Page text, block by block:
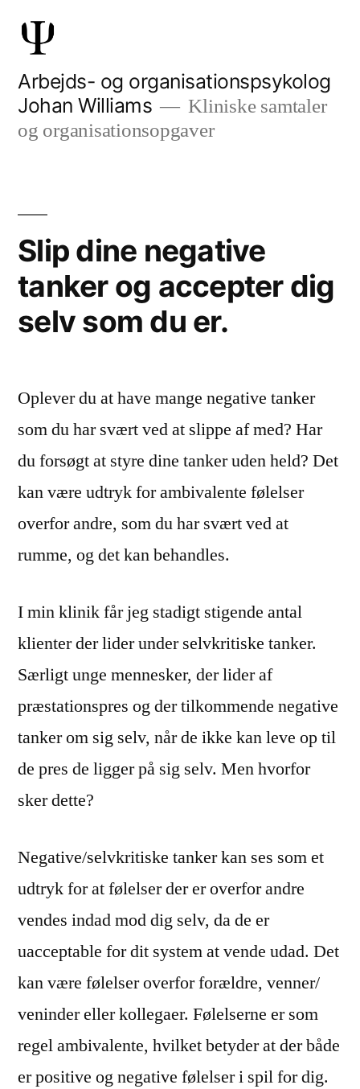
content
Arbejds- og organisationspsykolog
Johan Williams
Kliniske samtaler
og organisationsopgaver
Slip dine negative
tanker og accepter dig
selv som du er.
Oplever du at have mange negative tanker
som du har svært ved at slippe af med? Har
du forsøgt at styre dine tanker uden held? Det
kan være udtryk for ambivalente følelser
overfor andre, som du har svært ved at
rumme, og det kan behandles.
I min klinik får jeg stadigt stigende antal
klienter der lider under selvkritiske tanker.
Særligt unge mennesker, der lider af
præstationspres og der tilkommende negative
tanker om sig selv, når de ikke kan leve op til
de pres de ligger på sig selv. Men hvorfor
sker dette?
Negative/selvkritiske tanker kan ses som et
udtryk for at følelser der er overfor andre
vendes indad mod dig selv, da de er
uacceptable for dit system at vende udad. Det
kan være følelser overfor forældre, venner/
veninder eller kollegaer. Følelserne er som
regel ambivalente, hvilket betyder at der både
er positive og negative følelser i spil for dig.